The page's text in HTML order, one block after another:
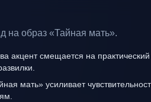
на образ «Тайная мать».
акцент смещается на практический
мать» усиливает